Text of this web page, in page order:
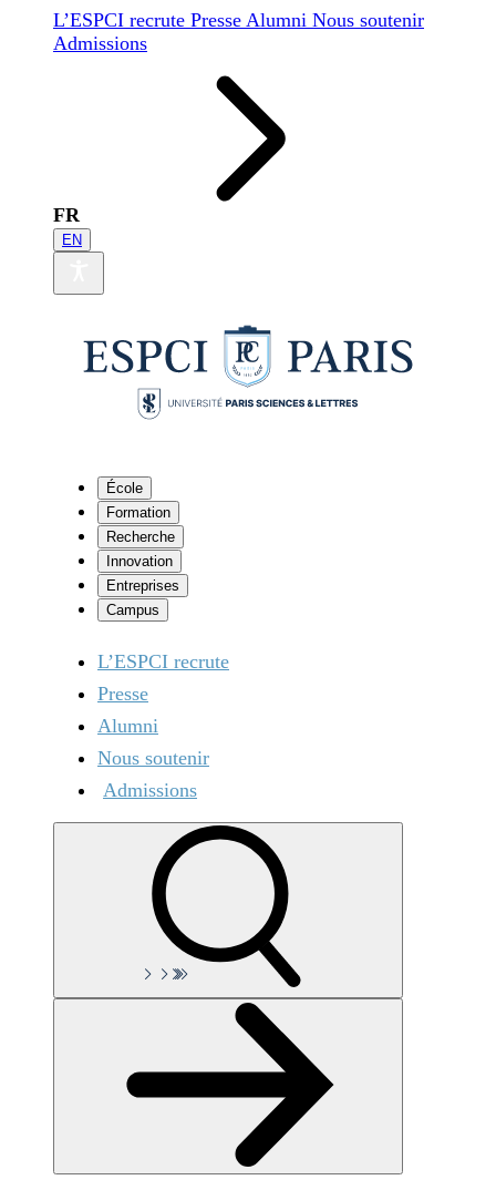
L’ESPCI recrute Presse Alumni Nous soutenir
Admissions
FR
EN
École
Formation
Recherche
Innovation
Entreprises
Campus
L’ESPCI recrute
Presse
Alumni
Nous soutenir
Admissions